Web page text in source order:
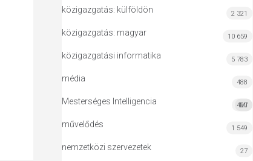
közigazgatás: külföldön 2 321
közigazgatás: magyar 10 659
közigazgatási informatika 5 783
média 488
Mesterséges Intelligencia MI
427
művelődés 1 549
nemzetközi szervezetek 27